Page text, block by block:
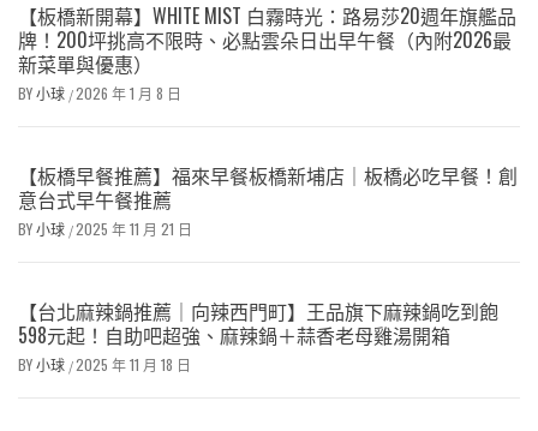
【板橋新開幕】WHITE MIST 白霧時光：路易莎20週年旗艦品
牌！200坪挑高不限時、必點雲朵日出早午餐（內附2026最
新菜單與優惠）
BY小球 /2026 年 1 月 8 日
【板橋早餐推薦】福來早餐板橋新埔店｜板橋必吃早餐！創
意台式早午餐推薦
BY小球 /2025 年 11 月 21 日
【台北麻辣鍋推薦｜向辣西門町】王品旗下麻辣鍋吃到飽
598元起！自助吧超強、麻辣鍋＋蒜香老母雞湯開箱
BY小球 /2025 年 11 月 18 日